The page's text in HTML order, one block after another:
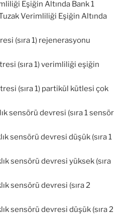
Eşiğin Altında Bank 1
Verimliliği Eşiğin Altında
(sıra 1) rejenerasyonu
(sıra 1) verimliliği eşiğin
(sıra 1) partikül kütlesi çok
sensörü devresi (sıra 1 sensör
sensörü devresi düşük (sıra 1
sensörü devresi yüksek (sıra
sensörü devresi (sıra 2
sensörü devresi düşük (sıra 2